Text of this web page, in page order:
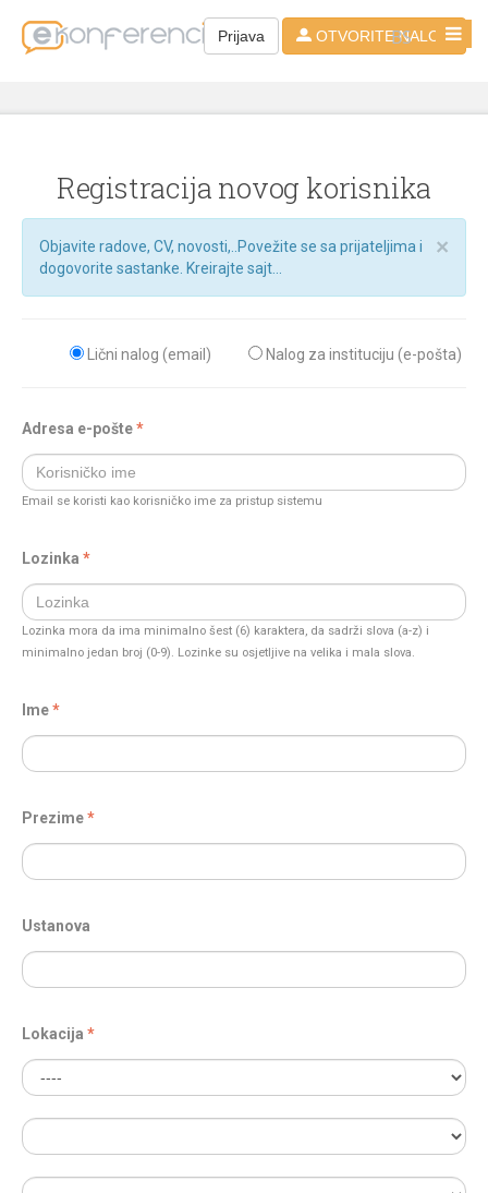
Prijava OTVORITE NALOG
BS
Registracija novog korisnika
×
Objavite radove, CV, novosti,..Povežite se sa prijateljima i
dogovorite sastanke. Kreirajte sajt...
Lični nalog (email) Nalog za instituciju (e-pošta)
Adresa e-pošte
Email se koristi kao korisničko ime za pristup sistemu
Lozinka
Lozinka mora da ima minimalno šest (6) karaktera, da sadrži slova (a-z) i
minimalno jedan broj (0-9). Lozinke su osjetljive na velika i mala slova.
Ime
Prezime
Ustanova
Lokacija